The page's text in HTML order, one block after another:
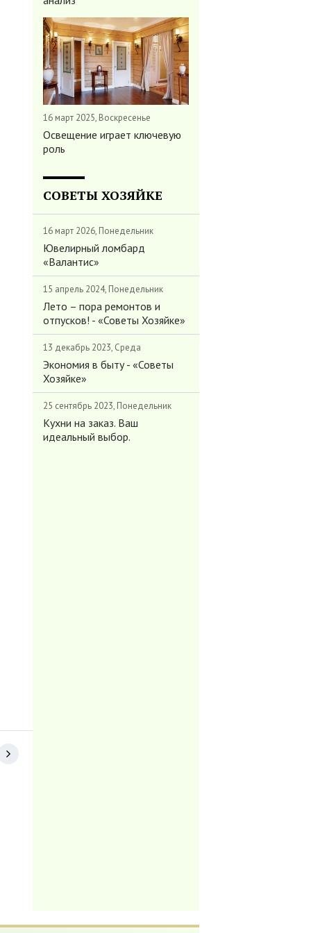
16 март 2025, Воскресенье
Освещение играет ключевую
роль
СОВЕТЫ ХОЗЯЙКЕ
16 март 2026, Понедельник
Ювелирный ломбард
«Валантис»
15 апрель 2024, Понедельник
Лето – пора ремонтов и
отпусков! - «Советы Хозяйке»
13 декабрь 2023, Среда
Экономия в быту - «Советы
Хозяйке»
25 сентябрь 2023, Понедельник
Кухни на заказ. Ваш
идеальный выбор.